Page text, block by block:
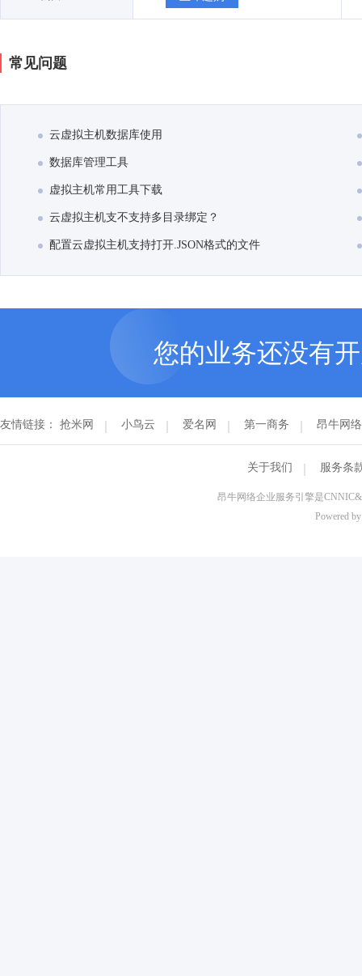
常见问题
云虚拟主机数据库使用
数据库管理工具
虚拟主机常用工具下载
云虚拟主机支不支持多目录绑定？
配置云虚拟主机支持打开.JSON格式的文件
您的业务还没有
友情链接： 抢米网 小鸟云 爱名网 第一商务 昂牛网络
关于我们 服务条
昂牛网络企业服务引擎是
Powered